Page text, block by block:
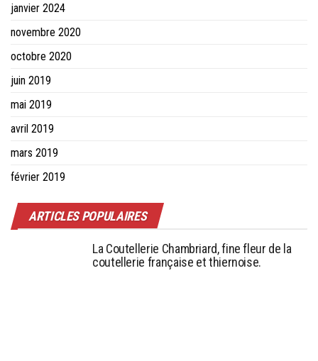
janvier 2024
novembre 2020
octobre 2020
juin 2019
mai 2019
avril 2019
mars 2019
février 2019
ARTICLES POPULAIRES
La Coutellerie Chambriard, fine fleur de la
coutellerie française et thiernoise.